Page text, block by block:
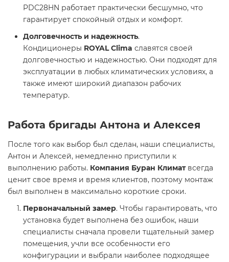
PDC28HN работает практически бесшумно, что
гарантирует спокойный отдых и комфорт.
Долговечность и надежность.
Кондиционеры ROYAL Clima славятся своей
долговечностью и надежностью. Они подходят для
эксплуатации в любых климатических условиях, а
также имеют широкий диапазон рабочих
температур.
Работа бригады Антона и Алексея
После того как выбор был сделан, наши специалисты,
Антон и Алексей, немедленно приступили к
выполнению работы. Компания Буран Климатвсегда
ценит свое время и время клиентов, поэтому монтаж
был выполнен в максимально короткие сроки.
Первоначальный замер. Чтобы гарантировать, что
установка будет выполнена без ошибок, наши
специалисты сначала провели тщательный замер
помещения, учли все особенности его
конфигурации и выбрали наиболее подходящее